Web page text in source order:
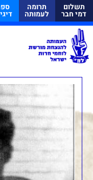
תשלום
דמי חבר
תרומה
לעמותה